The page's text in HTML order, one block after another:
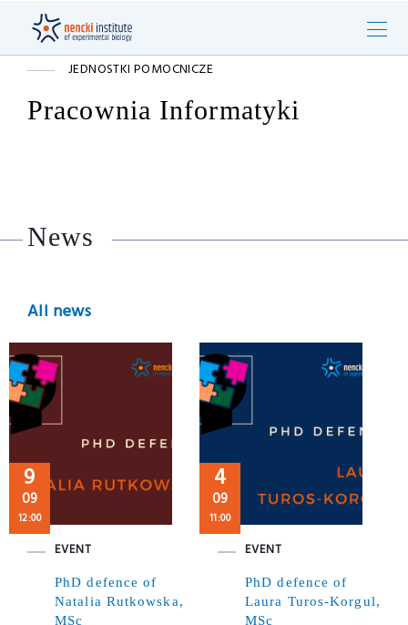
JEDNOSTKI POMOCNICZE
Pracownia Informatyki
News
All news
9
09
12:00
EVENT
PhD defence of
Natalia Rutkowska,
MSc
4
09
11:00
EVENT
PhD defence of
Laura Turos-Korgul,
MSc